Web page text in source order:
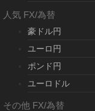
人気 FX/為替
豪ドル円
ユーロ円
ポンド円
ユーロドル
その他 FX/為替